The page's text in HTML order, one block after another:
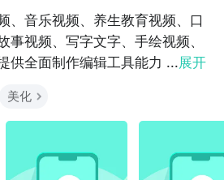
、音乐视频、养生教育视频、口
事视频、写字文字、手绘视频、
供全面制作编辑工具能力 ...展开
美化